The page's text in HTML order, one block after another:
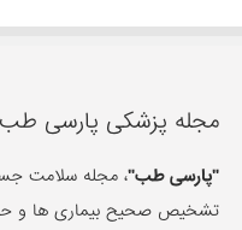
مجله پزشکی پارسی طب
"پارسی طب"، مجله سلامت
تشخیص صحیح بیماری ها و